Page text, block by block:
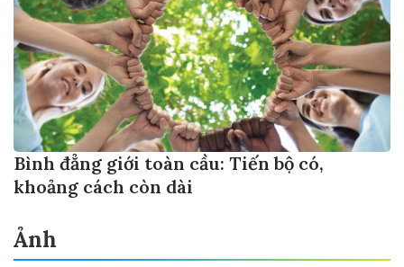
Bình đẳng giới toàn cầu: Tiến bộ có,
khoảng cách còn dài
Ảnh